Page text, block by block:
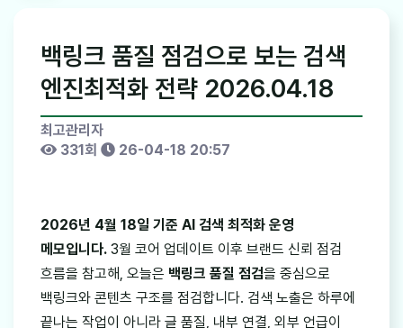
백링크 품질 점검으로 보는 검색
엔진최적화 전략 2026.04.18
최고관리자
331회
26-04-18 20:57
2026년 4월 18일 기준 AI 검색 최적화 운영
메모입니다. 3월 코어 업데이트 이후 브랜드 신뢰 점검
흐름을 참고해, 오늘은 백링크 품질 점검을 중심으로
백링크와 콘텐츠 구조를 점검합니다. 검색 노출은 하루에
끝나는 작업이 아니라 글 품질, 내부 연결, 외부 언급이